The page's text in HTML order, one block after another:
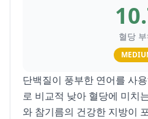
혈당
단백질이 풍부한 연어를 사
로 비교적 낮아 혈당에 미치
와 참기름의 건강한 지방이